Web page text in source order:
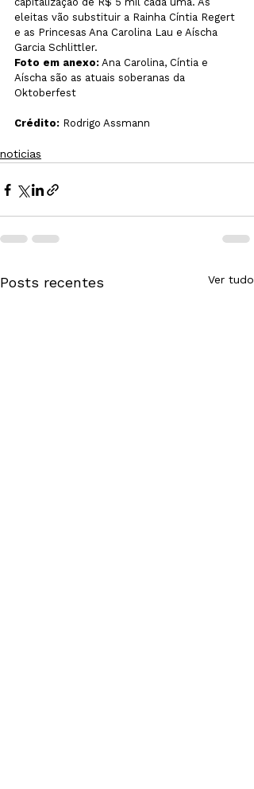
eleitas vão substituir a Rainha Cíntia Regert
e as Princesas Ana Carolina Lau e Aíscha
Garcia Schlittler.
Foto em anexo: Ana Carolina, Cíntia e
Aíscha são as atuais soberanas da
Oktoberfest
Crédito: Rodrigo Assmann
noticias
Posts recentes Ver tudo